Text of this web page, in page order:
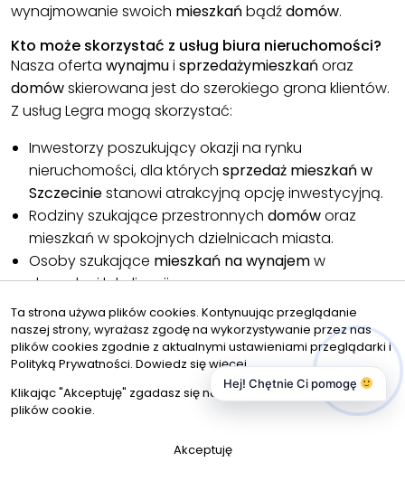
wynajmowanie swoich mieszkańbądźdomów.
Kto może skorzystać z usług biura nieruchomości?
Nasza oferta wynajmui sprzedażymieszkańoraz
domówskierowana jest do szerokiego grona klientów.
Z usług Legra mogą skorzystać:
Inwestorzy poszukujący okazji na rynku
nieruchomości, dla których sprzedaż mieszkań w
Szczeciniestanowi atrakcyjną opcję inwestycyjną.
Rodziny szukające przestronnych domóworaz
mieszkań w spokojnych dzielnicach miasta.
Osoby szukające mieszkań na wynajemw
dogodnej lokalizacji.
Przedsiębiorcy zainteresowani lokalami użytkowymi,
magazynami i halami w strategicznych
lokalizacjach.
Osoby prywatne planujące zakup działek pod
budowę własnego domu.
indywidualnie i dokładamy wszelkich starań, aby
Ta strona używa plików cookies. Kontynuując przeglądanie
naszej strony, wyrażasz zgodę na wykorzystywanie przez nas
plików cookies zgodnie z aktualnymi ustawieniami przeglądarki i
Polityką Prywatności. Dowiedz się więcej
Klikając "Akceptuję" zgadasz się na wykorzystywanie przez nas
plików cookie.
Akceptuję
Hej! Chętnie Ci pomogę